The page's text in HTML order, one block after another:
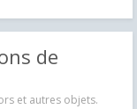
de
et autres objets.